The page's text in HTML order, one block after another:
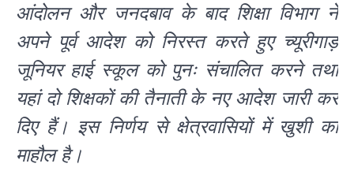
आंदोलन और जनदबाव के बाद शिक्षा विभाग ने
अपने पूर्व आदेश को निरस्त करते हुए च्यूरीगाड़
जूनियर हाई स्कूल को पुनः संचालित करने तथा
यहां दो शिक्षकों की तैनाती के नए आदेश जारी कर
दिए हैं। इस निर्णय से क्षेत्रवासियों में खुशी का
माहौल है।